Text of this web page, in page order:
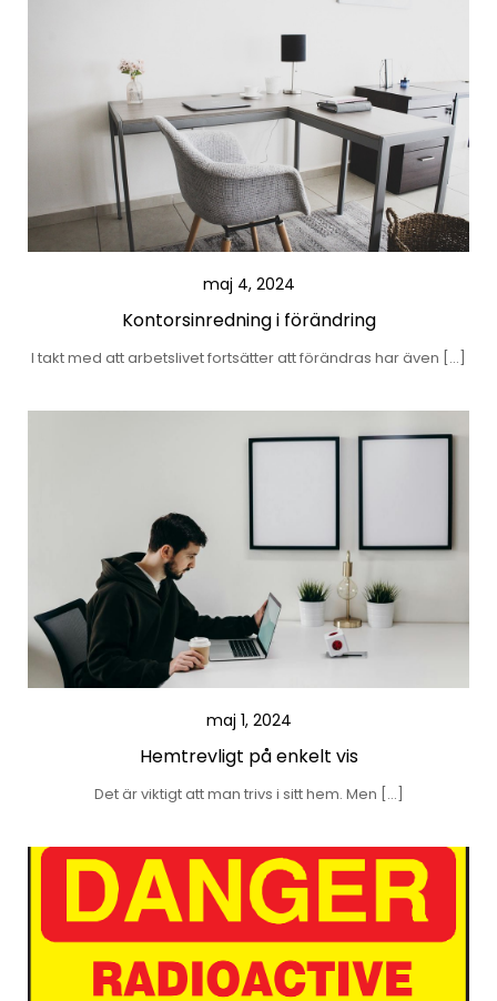
maj 4, 2024
Kontorsinredning i förändring
I takt med att arbetslivet fortsätter att förändras har även […]
maj 1, 2024
Hemtrevligt på enkelt vis
Det är viktigt att man trivs i sitt hem. Men […]